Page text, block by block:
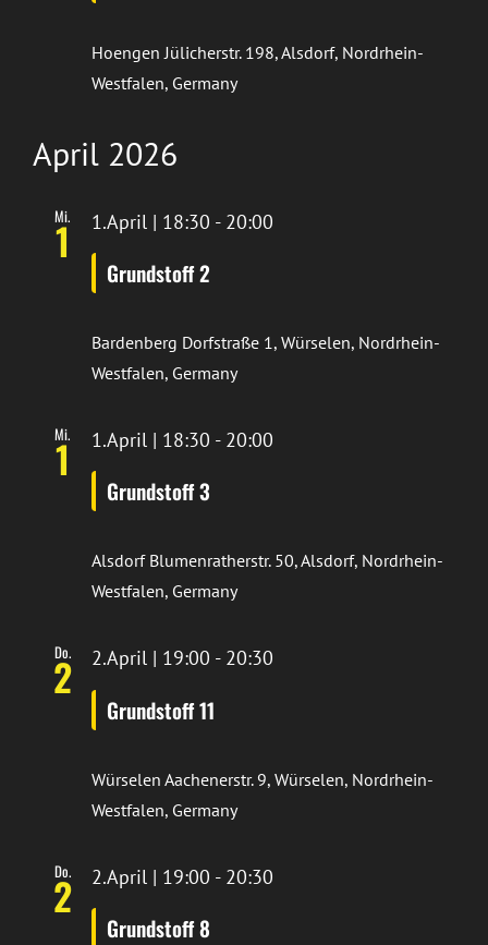
Hoengen Jülicherstr. 198, Alsdorf, Nordrhein-
Westfalen, Germany
April 2026
Mi.
1
Grundstoff 2
1.April | 18:30 - 20:00
Bardenberg Dorfstraße 1, Würselen, Nordrhein-
Westfalen, Germany
Mi.
1
Grundstoff 3
1.April | 18:30 - 20:00
Alsdorf Blumenratherstr. 50, Alsdorf, Nordrhein-
Westfalen, Germany
Do.
2
Grundstoff 11
2.April | 19:00 - 20:30
Würselen Aachenerstr. 9, Würselen, Nordrhein-
Westfalen, Germany
Do.
2
Grundstoff 8
2.April | 19:00 - 20:30